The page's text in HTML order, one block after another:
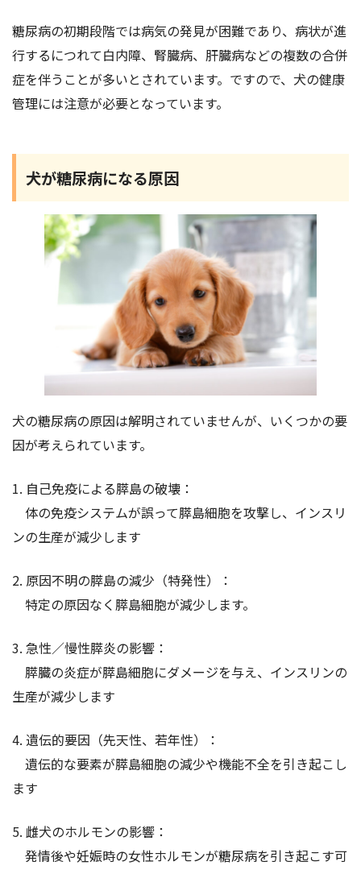
糖尿病の初期段階では病気の発見が困難であり、病状が進
行するにつれて白内障、腎臓病、肝臓病などの複数の合併
症を伴うことが多いとされています。ですので、犬の健康
管理には注意が必要となっています。
犬が糖尿病になる原因
犬の糖尿病の原因は解明されていませんが、いくつかの要
因が考えられています。
1. 自己免疫による膵島の破壊：
体の免疫システムが誤って膵島細胞を攻撃し、インスリ
ンの生産が減少します
2. 原因不明の膵島の減少（特発性）：
特定の原因なく膵島細胞が減少します。
3. 急性／慢性膵炎の影響：
膵臓の炎症が膵島細胞にダメージを与え、インスリンの
生産が減少します
4. 遺伝的要因（先天性、若年性）：
遺伝的な要素が膵島細胞の減少や機能不全を引き起こし
ます
5. 雌犬のホルモンの影響：
発情後や妊娠時の女性ホルモンが糖尿病を引き起こす可